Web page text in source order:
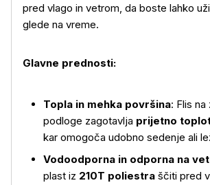
pred vlago in vetrom, da boste lahko
glede na vreme.
Glavne prednosti:
Topla in mehka površina: Flis na
podloge zagotavlja prijetno
kar omogoča udobno sedenje ali
Vodoodporna in odporna na
plast iz 210T poliestra ščiti pred